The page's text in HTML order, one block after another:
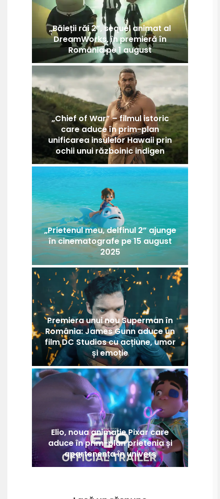
„Băieții răi 2”, sequel animat al
DreamWorks, în premieră în
România pe 1 august
„Chief of War” – filmul istoric
care aduce în prim-plan
unificarea insulelor Hawaii prin
ochii unui războinic indigen
„Prietenul meu, delfinul 2” ajunge
în cinematografe pe 15 august
2025
Premiera unui nou Superman în
România: James Gunn aduce un
film DC Studios cu acțiune, umor
și emoție
Elio, noua animație Pixar care
aduce în prim-plan prietenia și
apartenența în univers